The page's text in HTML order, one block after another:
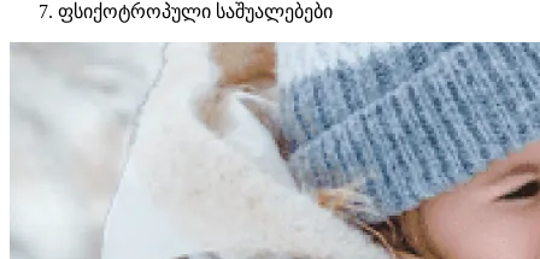
ფსიქოტროპული საშუალებები